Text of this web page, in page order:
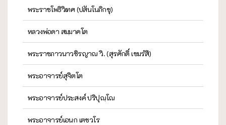
พระราชโพธิวิเทศ (ปสันโนภิกขุ)
หลวงพ่อดา สมฺมาคโต
พระราชภาวนาวชิรญาณ วิ. (สุรศักดิ์ เขมรํสี)
พระอาจารย์สุจิตโต
พระอาจารย์ประสงค์ ปริปุณฺโณ
พระอาจารย์เอนก เตชวโร